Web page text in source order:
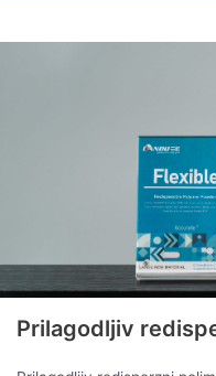
Prilagodljiv